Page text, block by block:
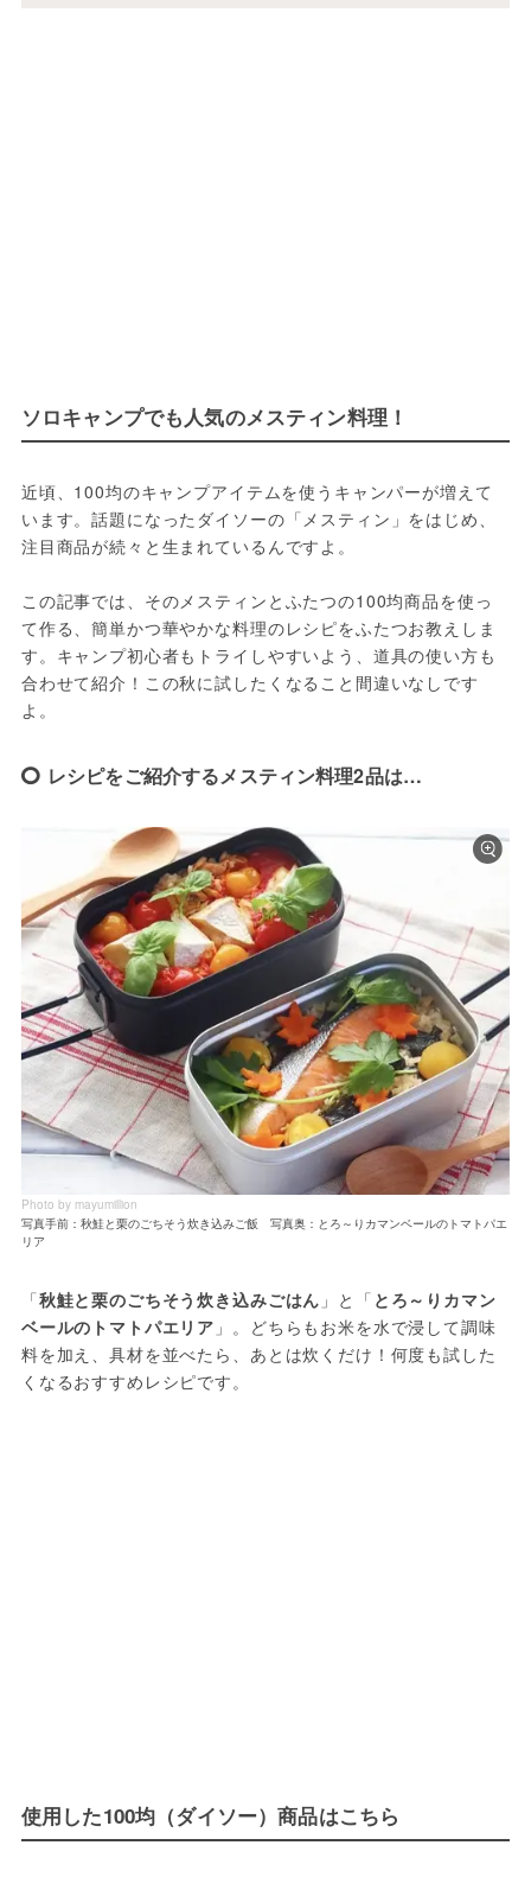
ソロキャンプでも人気のメスティン料理！
近頃、100均のキャンプアイテムを使うキャンパーが増えて
います。話題になったダイソーの「メスティン」をはじめ、
注目商品が続々と生まれているんですよ。
この記事では、そのメスティンとふたつの100均商品を使っ
て作る、簡単かつ華やかな料理のレシピをふたつお教えしま
す。キャンプ初心者もトライしやすいよう、道具の使い方も
合わせて紹介！この秋に試したくなること間違いなしです
よ。
レシピをご紹介するメスティン料理2品は…
Photo by mayumillion
写真手前：秋鮭と栗のごちそう炊き込みご飯 写真奥：とろ～りカマンベールのトマトパエ
リア
「秋鮭と栗のごちそう炊き込みごはん 」と「 とろ～りカマン
ベールのトマトパエリア 」。どちらもお米を水で浸して調味
料を加え、具材を並べたら、あとは炊くだけ！何度も試した
くなるおすすめレシピです。
使用した100均（ダイソー）商品はこちら